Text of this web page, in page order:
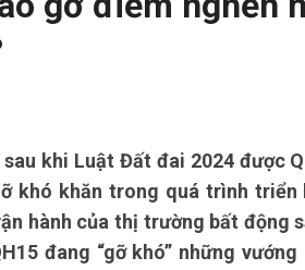
khi Luật Đất đai 2024 được
khó khăn trong quá trình
hành của thị trường bất động
đang “gỡ khó” những